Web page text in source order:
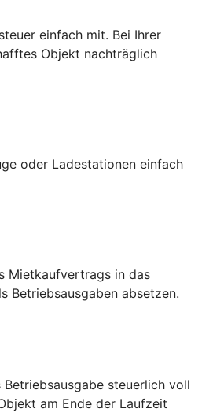
einfach mit. Bei Ihrer
Objekt nachträglich
oder Ladestationen einfach
Mietkaufvertrags in das
Betriebsausgaben absetzen.
steuerlich voll
am Ende der Laufzeit